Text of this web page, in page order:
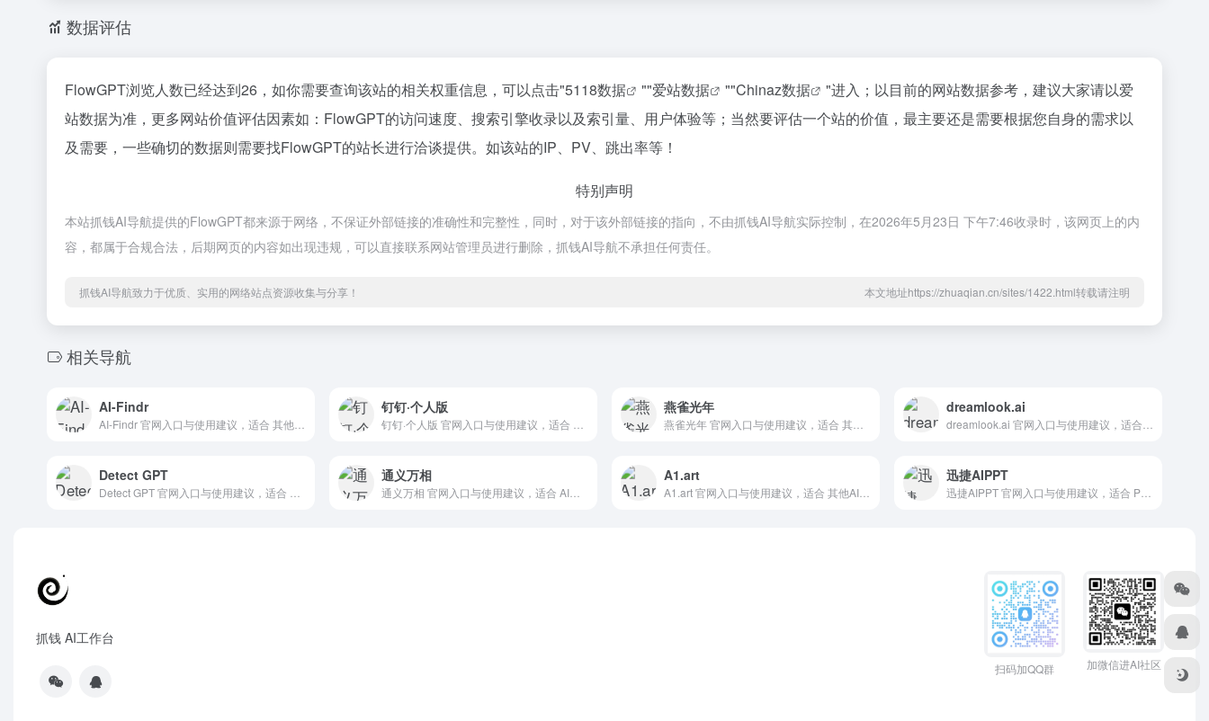
数据评估
FlowGPT浏览人数已经达到26，如你需要查询该站的相关权重信息，可以点击"5118数据 ""爱站数据 ""Chinaz数据
"进入；以目前的网站数据参考，建议大家请以爱
站数据为准，更多网站价值评估因素如：FlowGPT的访问速度、搜索引擎收录以及索引量、用户体验等；当然要评估一个站的价值，最主要还是需要根据您自身的需求以
及需要，一些确切的数据则需要找FlowGPT的站长进行洽谈提供。如该站的IP、PV、跳出率等！
特别声明
本站抓钱AI导航提供的FlowGPT都来源于网络，不保证外部链接的准确性和完整性，同时，对于该外部链接的指向，不由抓钱AI导航实际控制，在2026年5月23日 下午7:46收录时，该网页上的内
容，都属于合规合法，后期网页的内容如出现违规，可以直接联系网站管理员进行删除，抓钱AI导航不承担任何责任。
抓钱AI导航致力于优质、实用的网络站点资源收集与分享！ 本文地址https://zhuaqian.cn/sites/1422.html转载请注明
相关导航
AI-Findr 钉钉·个人版 燕雀光年 dreamlook.ai
Detect GPT 通义万相 A1.art 迅捷AIPPT
抓钱 AI工作台
扫码加QQ群 加微信进AI社区